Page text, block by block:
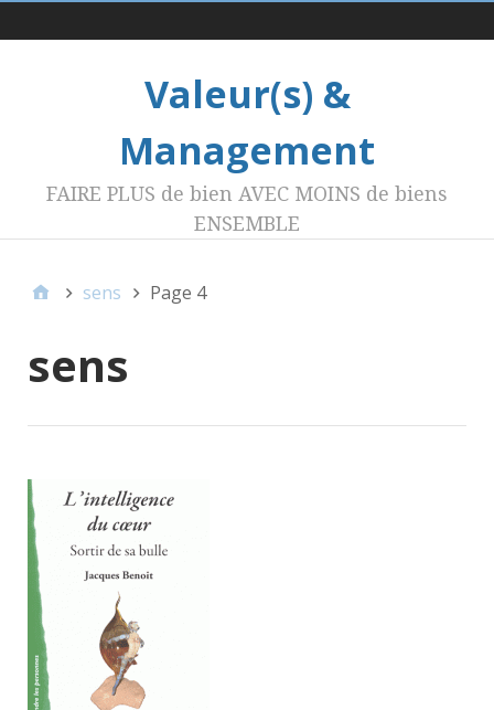
Menu 1
Valeur(s) &
Management
FAIRE PLUS de bien AVEC MOINS de biens
ENSEMBLE
sens Page 4
sens